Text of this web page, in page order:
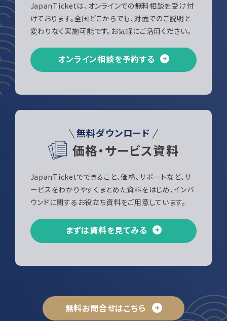
JapanTicketは、オンラインでの無料相談を受け付
けております。全国どこからでも、対面でのご説明と
変わりなく実施可能です。お気軽にご活用ください。
オンライン相談を予約する
無料ダウンロード
価格・サービス資料
JapanTicketでできること、価格、サポートなど、サ
ービスをわかりやすくまとめた資料をはじめ、インバ
ウンドに関するお役立ち資料をご用意しています。
まずは資料を見てみる
無料お問合せはこちら